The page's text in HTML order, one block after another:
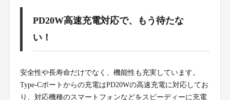
PD20W高速充電対応で、もう待たな
い！
安全性や長寿命だけでなく、機能性も充実しています。
Type-Cポートからの充電はPD20Wの高速充電に対応してお
り、対応機種のスマートフォンなどをスピーディーに充電